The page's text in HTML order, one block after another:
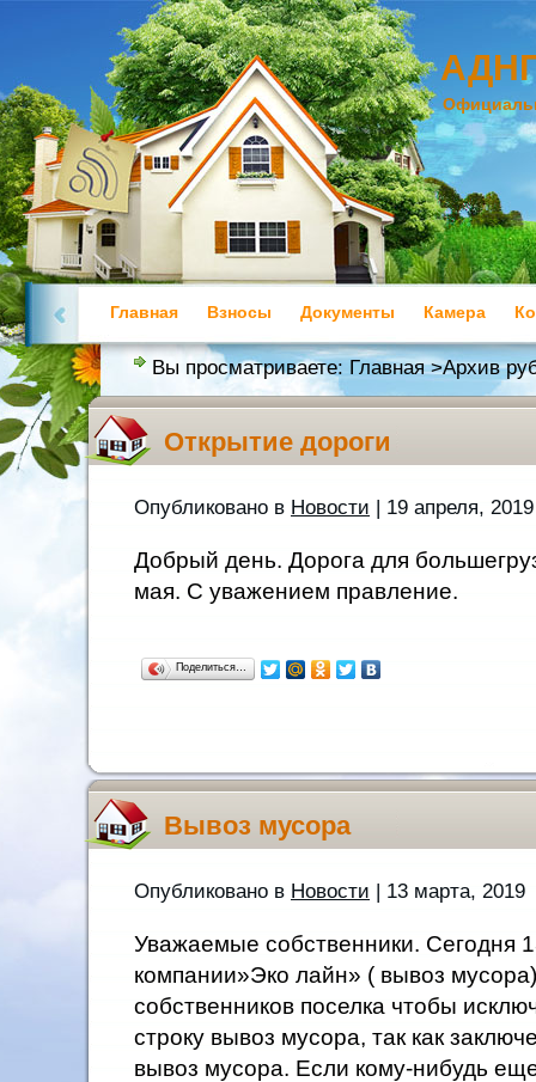
Главная Взносы Документы Камера
Полезная информация
Вы просматриваете: Главная>Архив
Открытие дороги
Опубликовано в Новости | 19 апреля, 2019
Добрый день. Дорога для
мая. С уважением правление.
Поделиться…
Вывоз мусора
Опубликовано в Новости | 13 марта, 2019
Уважаемые собственники. Сегодня
компании»Эко лайн» ( вывоз
собственников поселка чтобы
строку вывоз мусора, так как
вывоз мусора. Если кому-нибудь